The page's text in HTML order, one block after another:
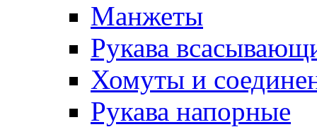
Манжеты
Рукава
Хомуты и
Рукава напорные